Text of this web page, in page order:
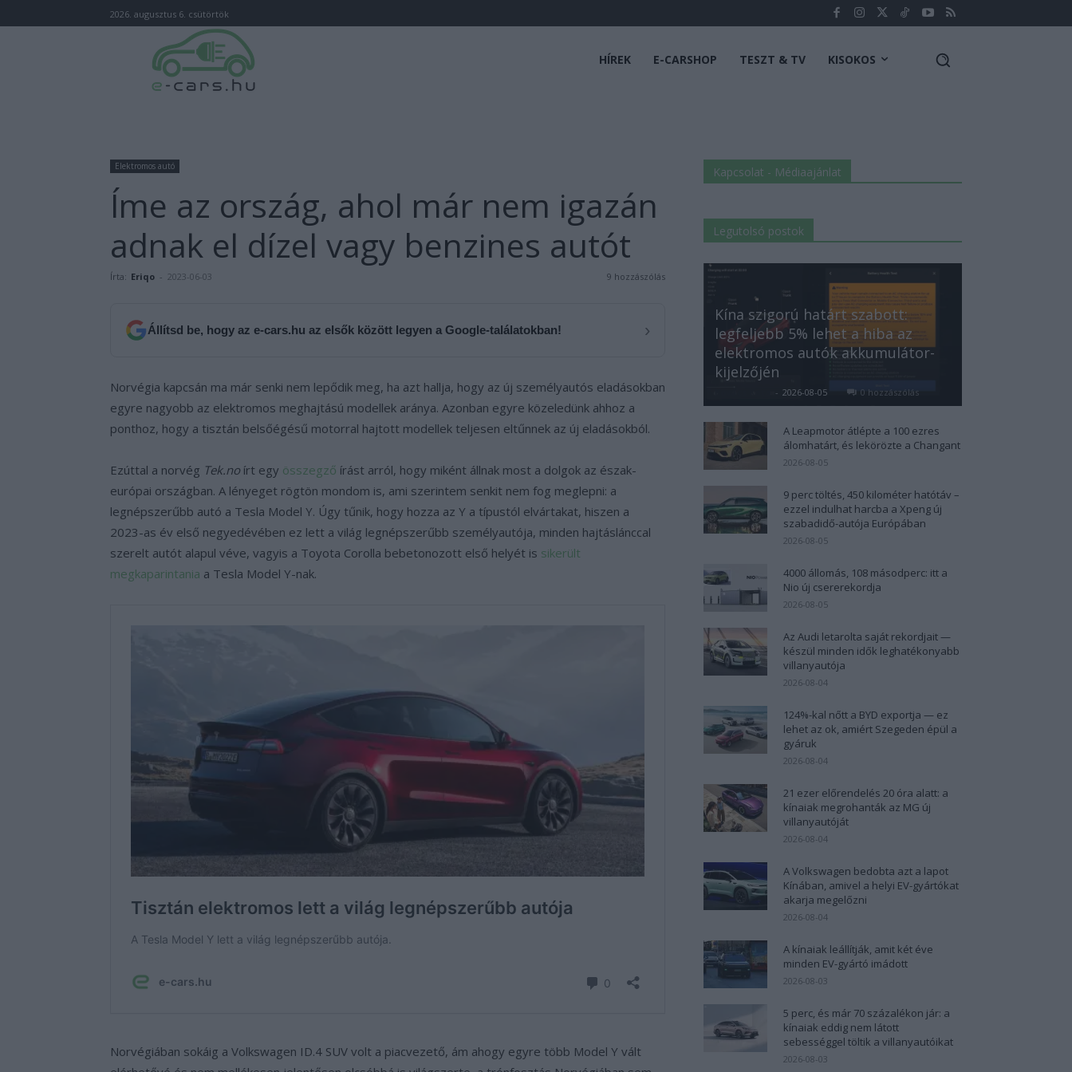
2026. augusztus 6. csütörtök
HÍREK E-CARSHOP TESZT & TV KISOKOS
Elektromos autó
Íme az ország, ahol már nem igazán
adnak el dízel vagy benzines autót
Írta: Eriqo - 2023-06-03 9 hozzászólás
Állítsd be, hogy az e-cars.hu az elsők között legyen a Google-találatokban! ›
Norvégia kapcsán ma már senki nem lepődik meg, ha azt hallja, hogy az új személyautós eladásokban
egyre nagyobb az elektromos meghajtású modellek aránya. Azonban egyre közeledünk ahhoz a
ponthoz, hogy a tisztán belsőégésű motorral hajtott modellek teljesen eltűnnek az új eladásokból.
Ezúttal a norvég Tek.no írt egy összegző írást arról, hogy miként állnak most a dolgok az észak-
európai országban. A lényeget rögtön mondom is, ami szerintem senkit nem fog meglepni: a
legnépszerűbb autó a Tesla Model Y. Úgy tűnik, hogy hozza az Y a típustól elvártakat, hiszen a
2023-as év első negyedévében ez lett a világ legnépszerűbb személyautója, minden hajtáslánccal
szerelt autót alapul véve, vagyis a Toyota Corolla bebetonozott első helyét is sikerült
megkaparintania a Tesla Model Y-nak.
Norvégiában sokáig a Volkswagen ID.4 SUV volt a piacvezető, ám ahogy egyre több Model Y vált
Kapcsolat - Médiaajánlat
Legutolsó postok
Kína szigorú határt szabott:
legfeljebb 5% lehet a hiba az
elektromos autók akkumulátor-
kijelzőjén
- 2026-08-05 0 hozzászólás
A Leapmotor átlépte a 100 ezres
álomhatárt, és lekörözte a Changant
2026-08-05
9 perc töltés, 450 kilométer hatótáv –
ezzel indulhat harcba a Xpeng új
szabadidő-autója Európában
2026-08-05
4000 állomás, 108 másodperc: itt a
Nio új csererekordja
2026-08-05
Az Audi letarolta saját rekordjait —
készül minden idők leghatékonyabb
villanyautója
2026-08-04
124%-kal nőtt a BYD exportja — ez
lehet az ok, amiért Szegeden épül a
gyáruk
2026-08-04
21 ezer előrendelés 20 óra alatt: a
kínaiak megrohanták az MG új
villanyautóját
2026-08-04
A Volkswagen bedobta azt a lapot
Kínában, amivel a helyi EV-gyártókat
akarja megelőzni
2026-08-04
A kínaiak leállítják, amit két éve
minden EV-gyártó imádott
2026-08-03
5 perc, és már 70 százalékon jár: a
kínaiak eddig nem látott
sebességgel töltik a villanyautóikat
2026-08-03